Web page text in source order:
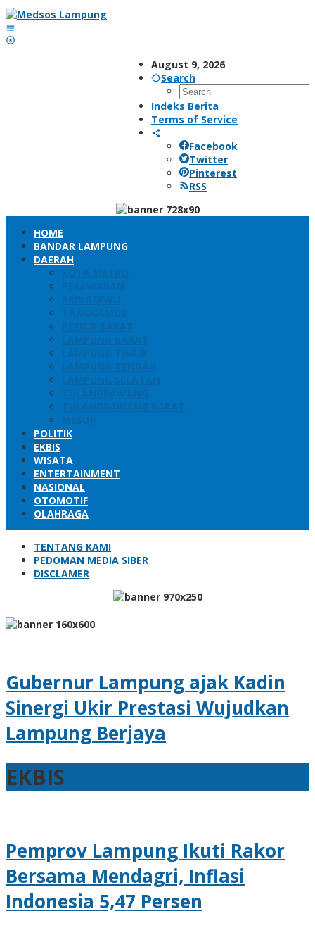
Skip
to
content
August 9, 2026
Search
Indeks Berita
Terms of Service
Facebook
Twitter
Pinterest
RSS
HOME
BANDAR LAMPUNG
DAERAH
KOTA METRO
PESAWARAN
PRINGSEWU
TANGGAMUS
PESISIR BARAT
LAMPUNG BARAT
LAMPUNG TIMUR
LAMPUNG TENGAH
LAMPUNG SELATAN
TULANGBAWANG
TULANGBAWANG BARAT
MESUJI
POLITIK
EKBIS
WISATA
ENTERTAINMENT
NASIONAL
OTOMOTIF
OLAHRAGA
TENTANG KAMI
PEDOMAN MEDIA SIBER
DISCLAMER
Gubernur Lampung ajak Kadin
Sinergi Ukir Prestasi Wujudkan
Lampung Berjaya
Berita,
EKBIS
by
AdminML
Share
Tweet
EKBIS
Pemprov Lampung Ikuti Rakor
Bersama Mendagri, Inflasi
Indonesia 5,47 Persen